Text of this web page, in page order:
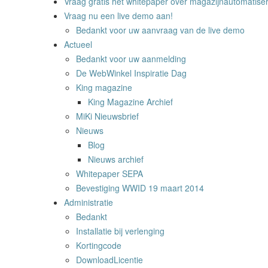
Vraag nu een live demo aan!
Bedankt voor uw aanvraag van de live demo
Actueel
Bedankt voor uw aanmelding
De WebWinkel Inspiratie Dag
King magazine
King Magazine Archief
MiKi Nieuwsbrief
Nieuws
Blog
Nieuws archief
Whitepaper SEPA
Bevestiging WWID 19 maart 2014
Administratie
Bedankt
Installatie bij verlenging
Kortingcode
DownloadLicentie